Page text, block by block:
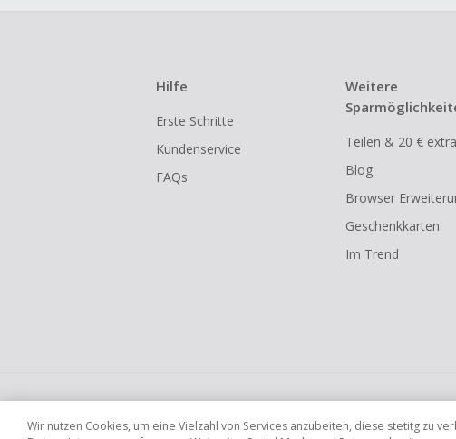
Hilfe
Erste Schritte
Kundenservice
FAQs
Weitere
Teilen & 20 €
Blog
Browser
Geschenkkarten
Im Trend
Globale Websites UK US CN JP FR
Wir nutzen Cookies, um eine Vielzahl von Services anzubeiten, diese stetitg zu